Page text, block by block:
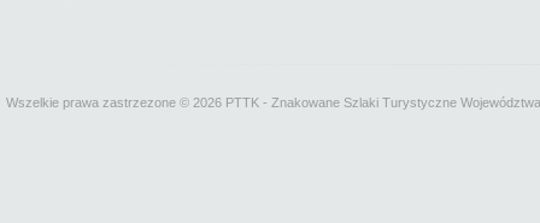
Wszelkie prawa zastrzezone © 2026 PTTK - Znakowane Szlaki Turystyczne